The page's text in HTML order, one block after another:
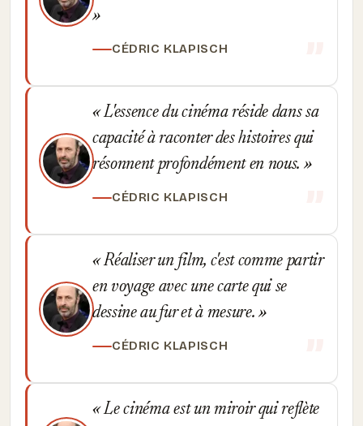
CÉDRIC KLAPISCH
L'essence du cinéma réside dans sa
capacité à raconter des histoires qui
résonnent profondément en nous.
CÉDRIC KLAPISCH
Réaliser un film, c'est comme partir
en voyage avec une carte qui se
dessine au fur et à mesure.
CÉDRIC KLAPISCH
Le cinéma est un miroir qui reflète